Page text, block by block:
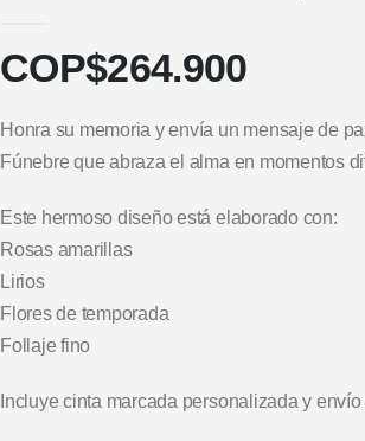
COP$264.900
Honra su memoria y envía un mensaje de
Fúnebre que abraza el alma en momentos
Este hermoso diseño está elaborado con:
Rosas amarillas
Lirios
Flores de temporada
Follaje fino
Incluye cinta marcada personalizada y envío